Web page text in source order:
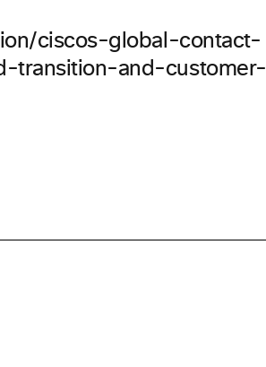
ciscos-global-contact-
transition-and-customer-